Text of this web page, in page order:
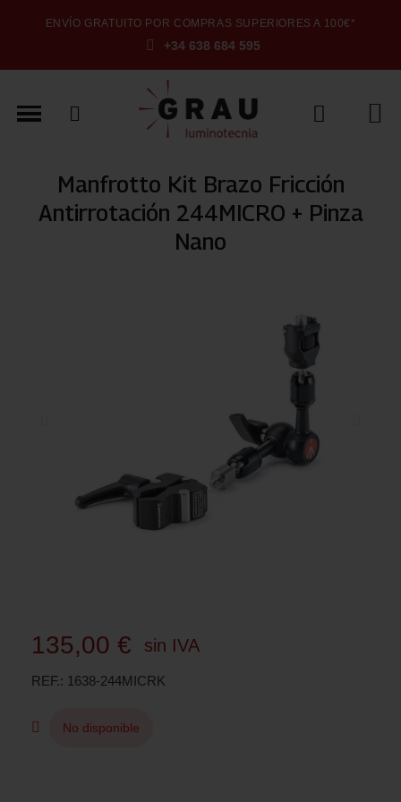
ENVÍO GRATUITO POR COMPRAS SUPERIORES A 100€*
+34 638 684 595
Manfrotto Kit Brazo Fricción
Antirrotación 244MICRO + Pinza
Nano
135,00 € sin IVA
REF. 1638-244MICRK
No disponible